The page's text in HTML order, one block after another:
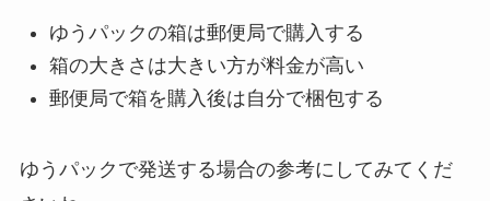
ゆうパックの箱は郵便局で購入する
箱の大きさは大きい方が料金が高い
郵便局で箱を購入後は自分で梱包する
ゆうパックで発送する場合の参考にしてみてくだ